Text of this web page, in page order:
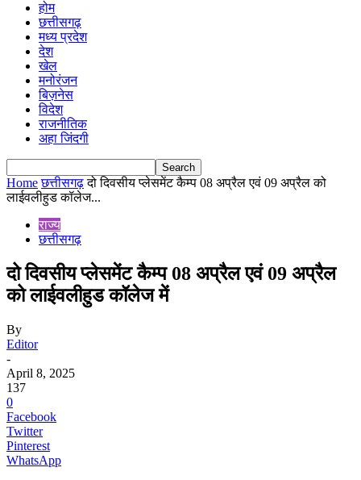
होम
छत्तीसगढ़
मध्य प्रदेश
देश
खेल
मनोरंजन
बिज़नेस
विदेश
राजनीतिक
अहा जिंदगी
Home छत्तीसगढ़ दो दिवसीय प्लेसमेंट कैम्प 08 अप्रैल एवं 09 अप्रैल को
लाईवलीहुड कॉलेज...
राज्य
छत्तीसगढ़
दो दिवसीय प्लेसमेंट कैम्प 08 अप्रैल एवं 09 अप्रैल
को लाईवलीहुड कॉलेज में
By
Editor
-
April 8, 2025
137
0
Facebook
Twitter
Pinterest
WhatsApp